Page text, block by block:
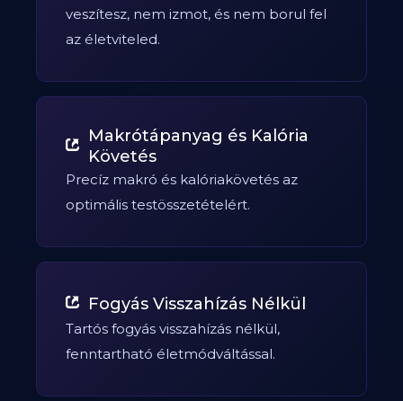
veszítesz, nem izmot, és nem borul fel
az életviteled.
Makrótápanyag és Kalória
Követés
Precíz makró és kalóriakövetés az
optimális testösszetételért.
Fogyás Visszahízás Nélkül
Tartós fogyás visszahízás nélkül,
fenntartható életmódváltással.